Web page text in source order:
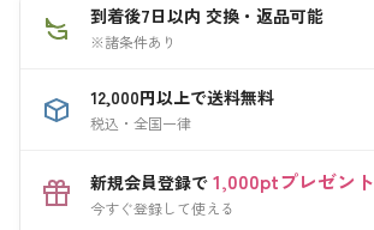
到着後7日以内 交換・返品可能
※諸条件あり
12,000円以上で送料無料
税込・全国一律
新規会員登録で 1,000ptプレゼント
今すぐ登録して使える